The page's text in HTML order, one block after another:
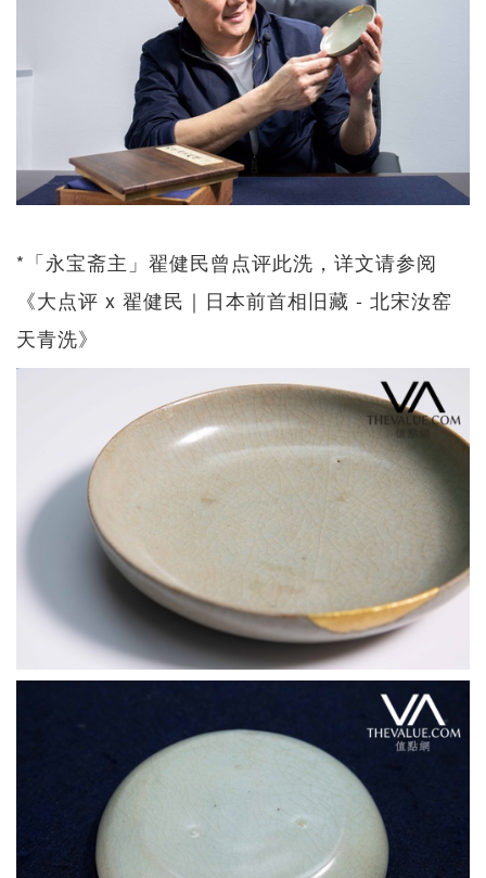
*「永宝斋主」翟健民曾点评此洗，详文请参阅
《大点评 x 翟健民｜日本前首相旧藏 - 北宋汝窑
天青洗》